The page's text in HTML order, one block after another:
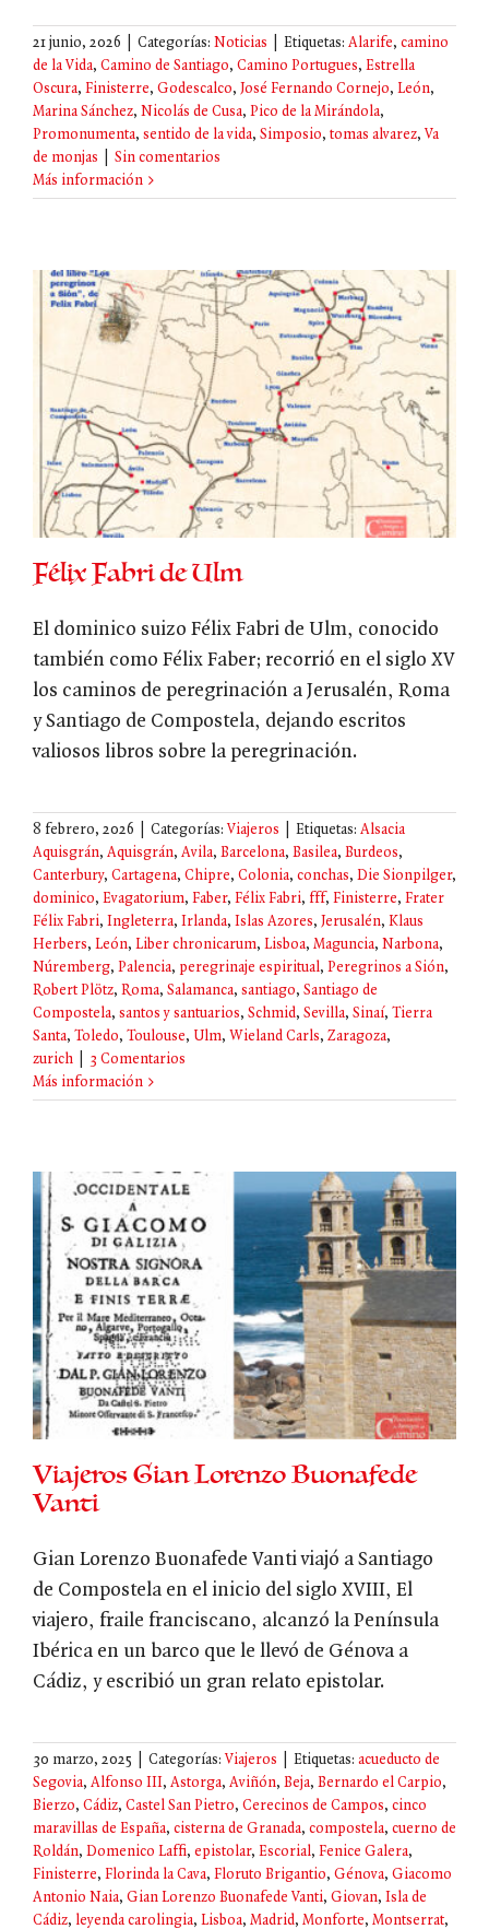
21 junio, 2026 Categorías: Noticias Etiquetas: Alarife, camino
de la Vida, Camino de Santiago, Camino Portugues, Estrella
Oscura, Finisterre, Godescalco, José Fernando Cornejo, León,
Marina Sánchez, Nicolás de Cusa, Pico de la Mirándola,
Promonumenta, sentido de la vida, Simposio, tomas alvarez, Va
de monjas
Sin comentarios
Más información
Félix Fabri de Ulm
El dominico suizo Félix Fabri de Ulm, conocido
también como Félix Faber; recorrió en el siglo XV
los caminos de peregrinación a Jerusalén, Roma
y Santiago de Compostela, dejando escritos
valiosos libros sobre la peregrinación.
8 febrero, 2026 Categorías: Viajeros Etiquetas: Alsacia
Aquisgrán, Aquisgrán, Avila, Barcelona, Basilea, Burdeos,
Canterbury, Cartagena, Chipre, Colonia, conchas, Die Sionpilger,
dominico, Evagatorium, Faber, Félix Fabri, fff, Finisterre, Frater
Félix Fabri, Ingleterra, Irlanda, Islas Azores, Jerusalén, Klaus
Herbers, León, Liber chronicarum, Lisboa, Maguncia, Narbona,
Núremberg, Palencia, peregrinaje espiritual, Peregrinos a Sión,
Robert Plötz, Roma, Salamanca, santiago, Santiago de
Compostela, santos y santuarios, Schmid, Sevilla, Sinaí, Tierra
Santa, Toledo, Toulouse, Ulm, Wieland Carls, Zaragoza,
zurich
3 Comentarios
Más información
Viajeros Gian Lorenzo Buonafede
Vanti
Gian Lorenzo Buonafede Vanti viajó a Santiago
de Compostela en el inicio del siglo XVIII, El
viajero, fraile franciscano, alcanzó la Península
Ibérica en un barco que le llevó de Génova a
Cádiz, y escribió un gran relato epistolar.
30 marzo, 2025 Categorías: Viajeros Etiquetas: acueducto de
Segovia, Alfonso III, Astorga, Aviñón, Beja, Bernardo el Carpio,
Bierzo, Cádiz, Castel San Pietro, Cerecinos de Campos, cinco
maravillas de España, cisterna de Granada, compostela, cuerno de
Roldán, Domenico Laffi, epistolar, Escorial, Fenice Galera,
Finisterre, Florinda la Cava, Floruto Brigantio, Génova, Giacomo
Antonio Naia, Gian Lorenzo Buonafede Vanti, Giovan, Isla de
Cádiz, leyenda carolingia, Lisboa, Madrid, Monforte, Montserrat,